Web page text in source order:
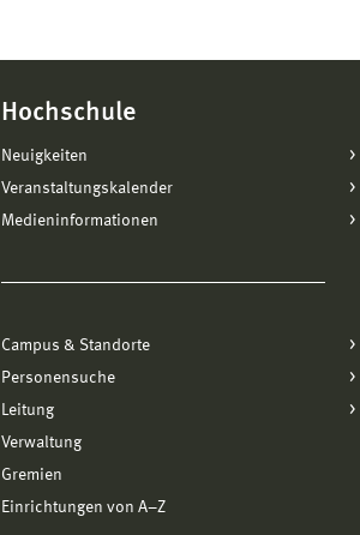
Hochschule
Neuigkeiten
Veranstaltungskalender
Medieninformationen
Campus & Standorte
Personensuche
Leitung
Verwaltung
Gremien
Einrichtungen von A−Z